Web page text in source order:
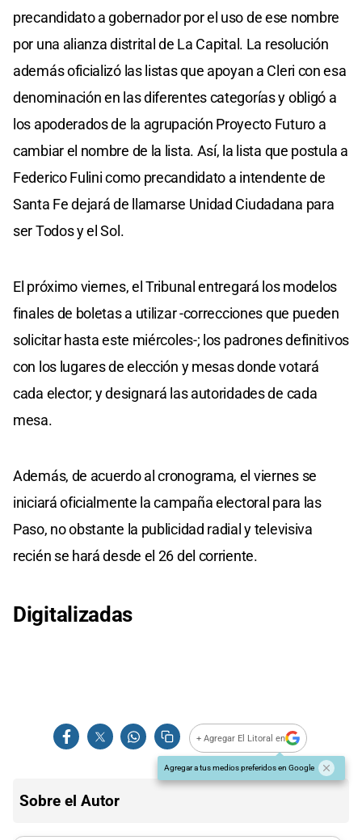
precandidato a gobernador por el uso de ese nombre
por una alianza distrital de La Capital. La resolución
además oficializó las listas que apoyan a Cleri con esa
denominación en las diferentes categorías y obligó a
los apoderados de la agrupación Proyecto Futuro a
cambiar el nombre de la lista. Así, la lista que postula a
Federico Fulini como precandidato a intendente de
Santa Fe dejará de llamarse Unidad Ciudadana para
ser Todos y el Sol.
El próximo viernes, el Tribunal entregará los modelos
finales de boletas a utilizar -correcciones que pueden
solicitar hasta este miércoles-; los padrones definitivos
con los lugares de elección y mesas donde votará
cada elector; y designará las autoridades de cada
mesa.
Además, de acuerdo al cronograma, el viernes se
iniciará oficialmente la campaña electoral para las
Paso, no obstante la publicidad radial y televisiva
recién se hará desde el 26 del corriente.
Digitalizadas
+ Agregar El Litoral en
Agregar a tus medios preferidos en Google
Sobre el Autor